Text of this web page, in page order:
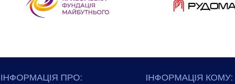
ІНФОРМАЦІЯ ПРО: ІНФОРМАЦІЯ КОМУ: